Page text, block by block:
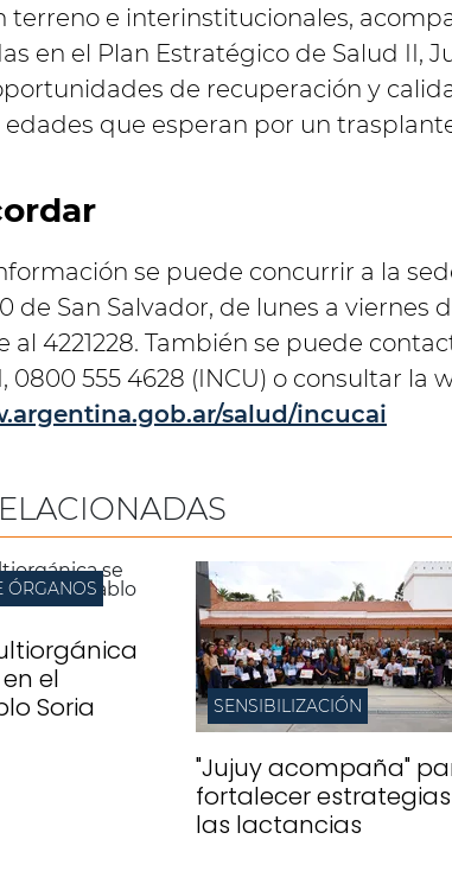
terreno e interinstitucionales,
en el Plan Estratégico de Salud II,
de recuperación y
edades que esperan por un
se puede concurrir a la
de San Salvador, de lunes a viernes
al 4221228. También se puede
0800 555 4628 (INCU) o consultar la
salud/incucai
ÓRGANOS
el
Soria
SENSIBILIZACIÓN
"Jujuy acompaña"
fortalecer
las lactancias